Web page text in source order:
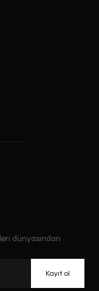
dünyasından
Kayıt ol